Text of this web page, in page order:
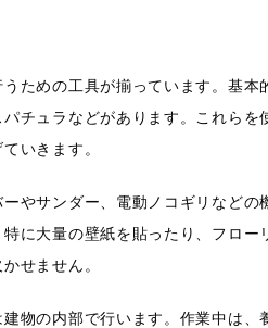
ための工具が揃っています。基本
チュラなどがあります。これらを
いきます。
やサンダー、電動ノコギリなどの
に大量の壁紙を貼ったり、フロー
せません。
物の内部で行います。作業中は、